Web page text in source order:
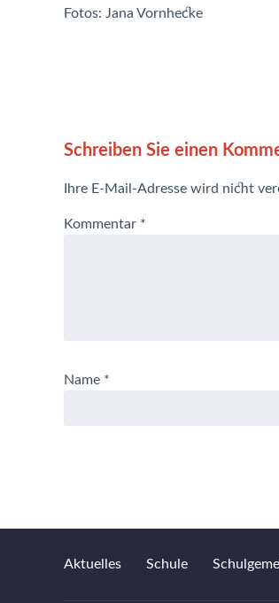
Fotos: Jana Vornhecke
Schreiben Sie einen
Ihre E-Mail-Adresse wird nicht
Kommentar *
Name *
Aktuelles Schule